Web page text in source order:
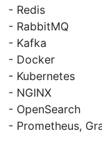
- Redis
- RabbitMQ
- Kafka
- Docker
- Kubernetes
- NGINX
- OpenSearch
- Prometheus,